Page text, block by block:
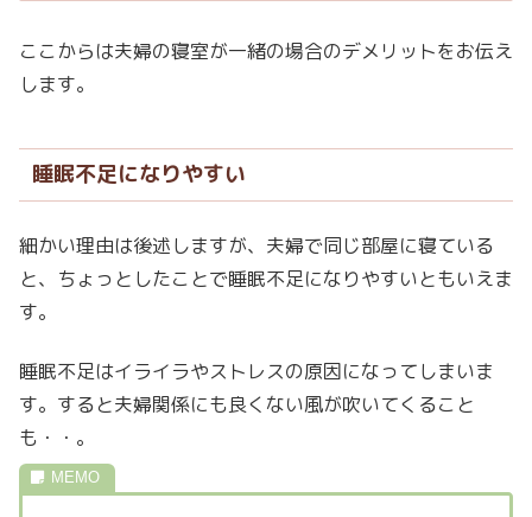
ここからは夫婦の寝室が一緒の場合のデメリットをお伝え
します。
睡眠不足になりやすい
細かい理由は後述しますが、夫婦で同じ部屋に寝ている
と、ちょっとしたことで睡眠不足になりやすいともいえま
す。
睡眠不足はイライラやストレスの原因になってしまいま
す。すると夫婦関係にも良くない風が吹いてくること
も・・。